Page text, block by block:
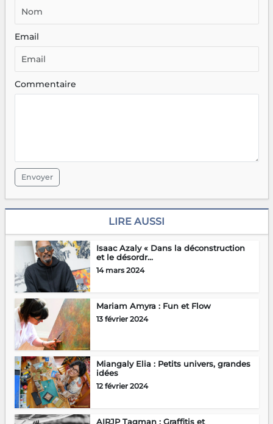
Email
Commentaire
Envoyer
LIRE AUSSI
Isaac Azaly « Dans la déconstruction
et le désordr...
14 mars 2024
Mariam Amyra : Fun et Flow
13 février 2024
Miangaly Elia : Petits univers, grandes
idées
12 février 2024
AIRJP Tagman : Graffitis et